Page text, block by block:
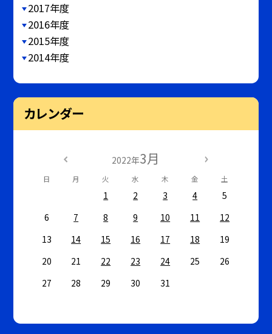
2017年度
2016年度
2015年度
2014年度
カレンダー
2022年3月
日 月 火 水 木 金 土
1 2 3 4
5
6
7 8 9 10 11
12
13
14 15 16 17 18
19
20
21 22 23 24 25
26
27
28 29 30 31